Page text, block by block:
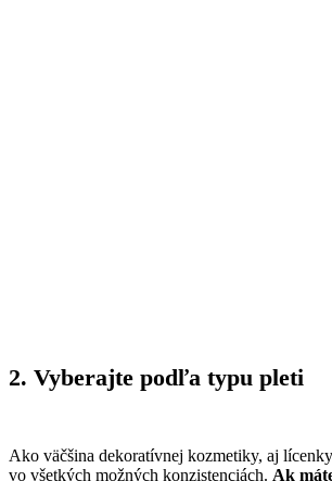
2. Vyberajte podľa typu pleti
Ako väčšina dekoratívnej kozmetiky, aj
vo všetkých možných konzistenciách. Ak